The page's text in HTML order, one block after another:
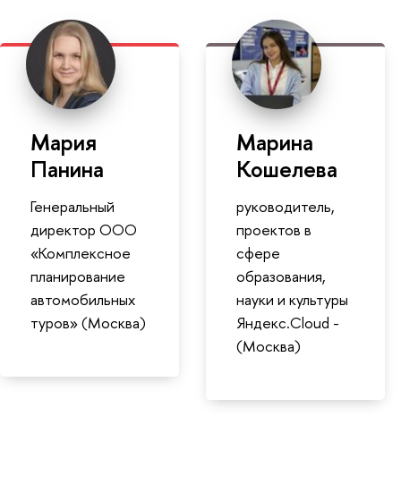
Мария
Панина
Генеральный
директор ООО
«Комплексное
планирование
автомобильных
туров» (Москва)
Марина
Кошелева
руководитель,
проектов в
сфере
образования,
науки и культуры
Яндекс.Cloud -
(Москва)